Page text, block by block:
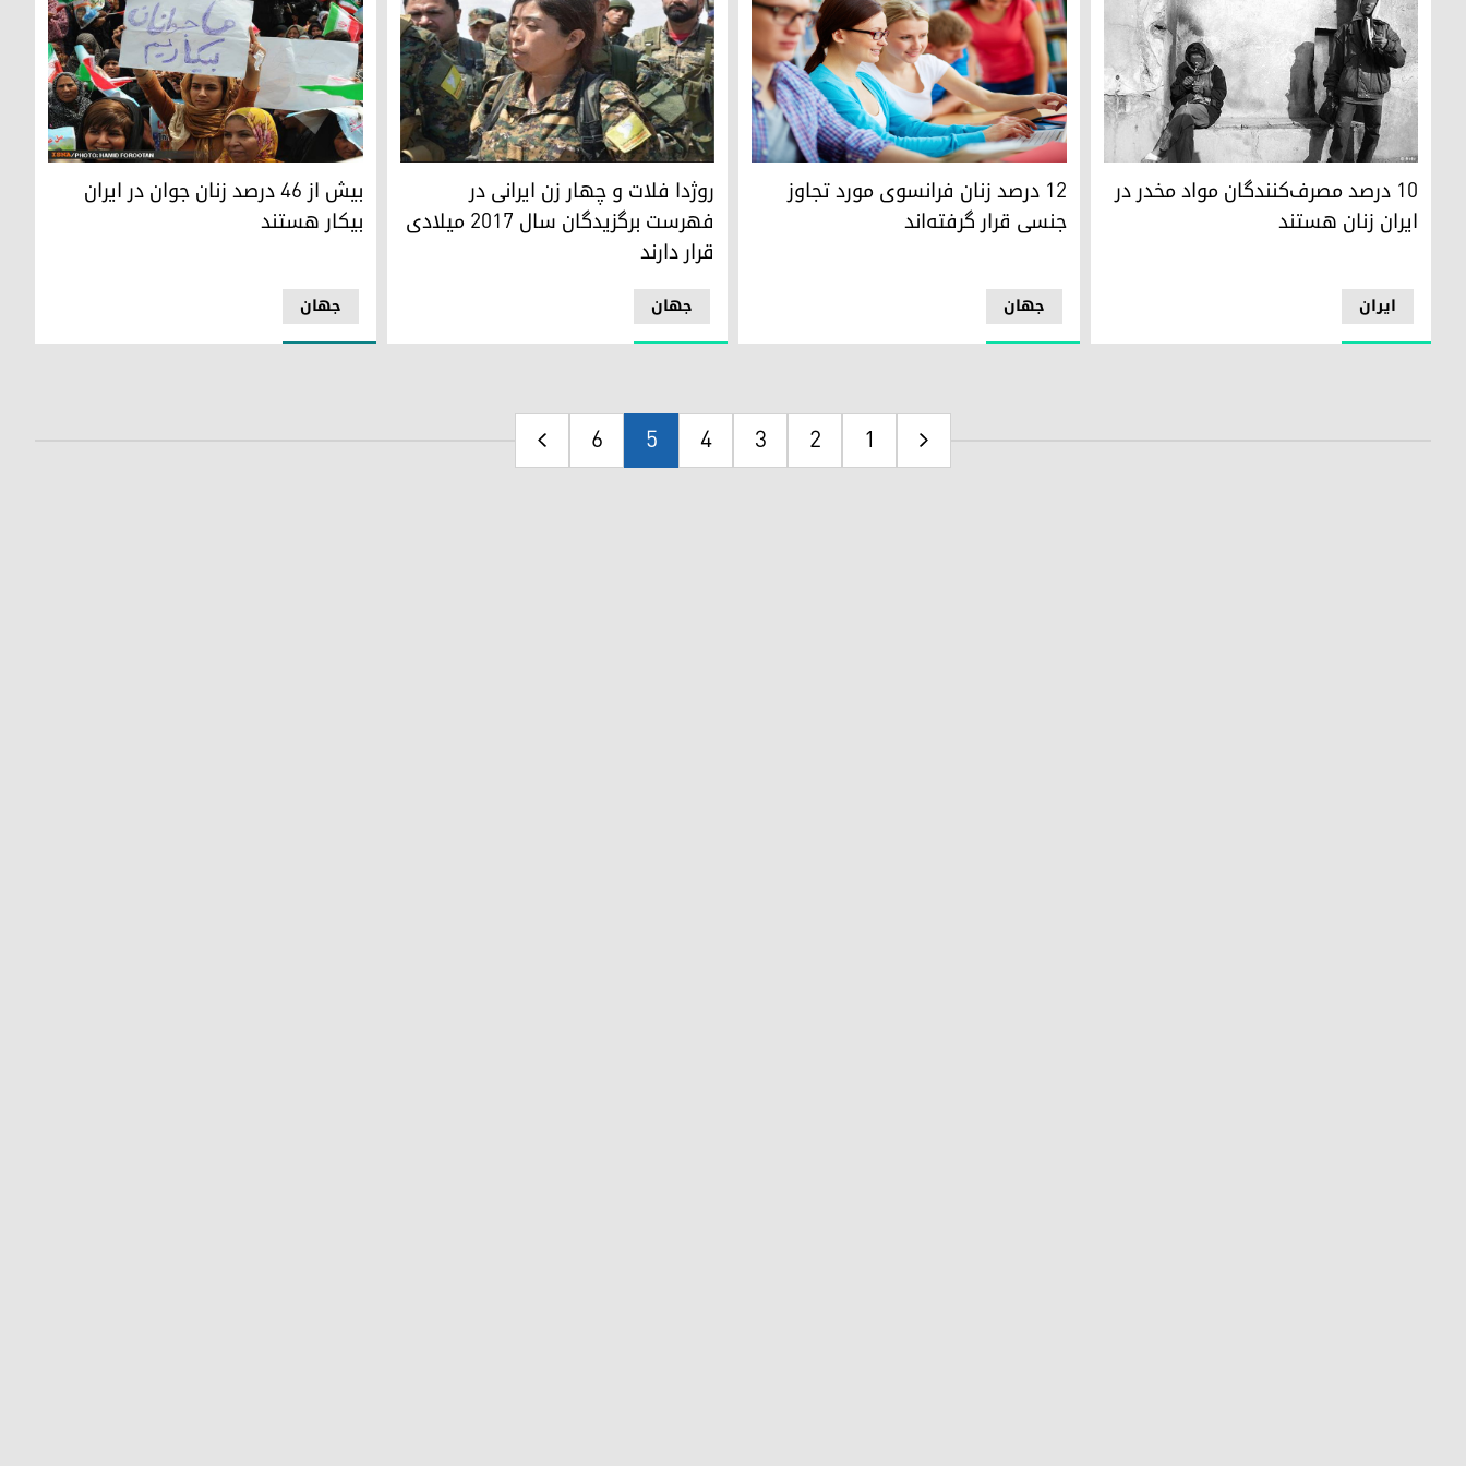
۱۰ درصد مصرف‌کنندگان مواد مخدر در ایران زنان هستند
ایران
۱۰ درصد مصرف‌کنندگان مواد مخدر در
ایران زنان هستند
12 درصد زنان فرانسوی مورد تجاوز جنسی قرار گرفته‌اند
جھان
12 درصد زنان فرانسوی مورد تجاوز
جنسی قرار گرفته‌اند
روژدا فلات و چهار زن ایرانی در فهرست‌ برگزیدگان سال ۲۰۱۷ میلادی قرار دارند
جھان
روژدا فلات و چهار زن ایرانی در
فهرست‌ برگزیدگان سال ۲۰۱۷ میلادی
قرار دارند
بیش از 46 درصد زنان جوان در ایران بیکار هستند
جھان
بیش از 46 درصد زنان جوان در ایران
بیکار هستند
1
2
3
4
5
6